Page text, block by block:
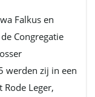
Falkus en
Congregatie
werden zij in een
Leger,